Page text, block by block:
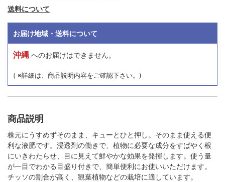
送料について
お届け地域・送料について
沖縄 へのお届けはできません。
( ※詳細は、商品説明内容をご確認下さい。)
商品説明
株元にうすめずそのまま、キューとひと押し。そのまま使える便
利な液肥です。浸透剤の働きで、植物に必要な成分をすばやく根
にいきわたらせ、目に見えて鮮やかな効果を発揮します。使う量
が一目でわかる目盛り付きで、簡単便利にお使いいただけます。
チッソの割合が高く、観葉植物などの栽培に適しています。